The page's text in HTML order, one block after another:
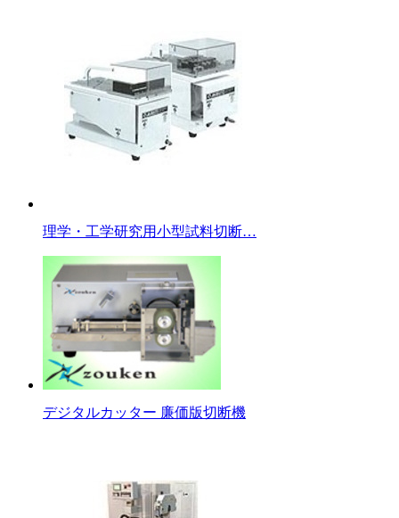
理学・工学研究用小型試料切断…
デジタルカッター 廉価版切断機